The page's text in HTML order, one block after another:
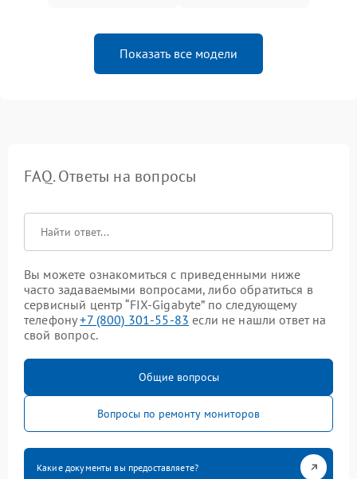
Показать все модели
FAQ. Ответы на вопросы
Вы можете ознакомиться с приведенными ниже
часто задаваемыми вопросами, либо обратиться в
сервисный центр “FIX-Gigabyte” по следующему
телефону+7 (800) 301-55-83 если не нашли ответ на
свой вопрос.
Общие вопросы
Вопросы по ремонту мониторов
Какие документы вы предоставляете?